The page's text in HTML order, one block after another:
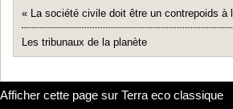
« La société civile doit être un contrepoids à
Les tribunaux de la planète
Afficher cette page sur Terra eco classique